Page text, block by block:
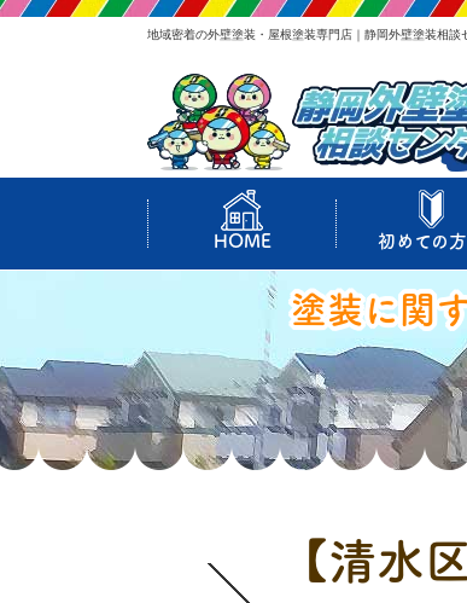
地域密着の外壁塗装・屋根塗装専門店｜静岡外壁塗装相談
HOME 初めての
塗装に関
【清水